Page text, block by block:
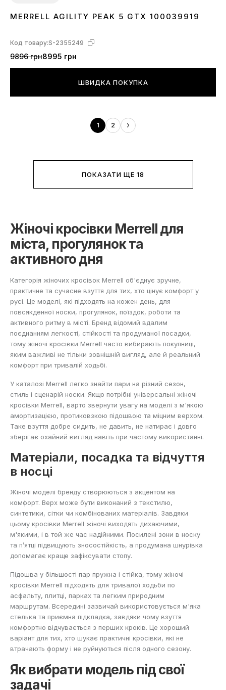
36
MERRELL AGILITY PEAK 5 GTX 100039919
Код товару:S-2355249
9896 грн8995 грн
ШВИДКА ПОКУПКА
1 2
ПОКАЗАТИ ЩЕ 18
Жіночі кросівки Merrell для
міста, прогулянок та
активного дня
Категорія жіночих кросівок Merrell об'єднує зручне,
практичне та сучасне взуття для тих, хто цінує комфорт у
русі. Це моделі, які підходять на кожен день, для
повсякденної носки, прогулянок, поїздок, роботи та
активного ритму в місті. Бренд відомий вдалим
поєднанням легкості, стійкості та продуманої посадки,
тому жіночі кросівки Merrell часто вибирають покупниці,
яким важливі не тільки зовнішній вигляд, але й реальний
комфорт при тривалій ходьбі.
У каталозі Merrell легко знайти пари на різний сезон,
стиль і сценарій носки. Якщо потрібні універсальні жіночі
кросівки Merrell, варто звернути увагу на моделі з м'якою
амортизацією, протиковзкою підошвою та міцним верхом.
Таке взуття добре сидить, не давить, не натирає і довго
зберігає охайний вигляд навіть при частому використанні.
Матеріали, посадка та відчуття
в носці
Жіночі моделі бренду створюються з акцентом на
комфорт. Верх може бути виконаний з текстилю,
синтетики, сітки чи комбінованих матеріалів. Завдяки
цьому кросівки Merrell жіночі виходять дихаючими,
м'якими, і в той же час надійними. Посилені зони в носку
та п’ятці підвищують зносостійкість, а продумана шнурівка
допомагає краще зафіксувати стопу.
Підошва у більшості пар пружна і стійка, тому жіночі
кросівки Merrell підходять для тривалої ходьби по
асфальту, плитці, парках та легким природним
маршрутам. Всередині зазвичай використовується м'яка
стелька та приємна підкладка, завдяки чому взуття
комфортно відчувається з перших кроків. Це хороший
варіант для тих, хто шукає практичні кросівки, які не
втрачають форму і не руйнуються після одного сезону.
Як вибрати модель під свої
задачі